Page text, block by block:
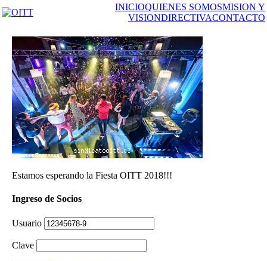
INICIOQUIENES SOMOSMISION Y
VISIONDIRECTIVACONTACTO
Estamos esperando la Fiesta OITT 2018!!!
Ingreso de Socios
Usuario
Clave